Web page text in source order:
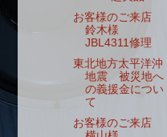
お客様のご来店
鈴木様
JBL4311修理
東北地方太平洋沖
地震 被災地へ
の義援金につい
て
お客様のご来店